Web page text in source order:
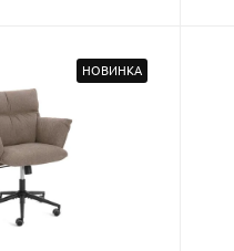
НОВИНКА